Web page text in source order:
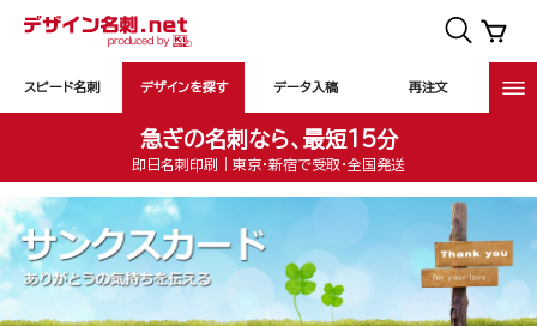
スピード名刺 デザインを探す データ入稿 再注文
急ぎの名刺なら、最短15分
即日名刺印刷｜東京・新宿で受取・全国発送